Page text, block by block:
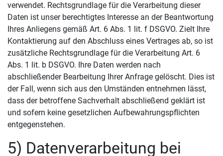
verwendet. Rechtsgrundlage für die Verarbeitung dieser
Daten ist unser berechtigtes Interesse an der Beantwortung
Ihres Anliegens gemäß Art. 6 Abs. 1 lit. f DSGVO. Zielt Ihre
Kontaktierung auf den Abschluss eines Vertrages ab, so ist
zusätzliche Rechtsgrundlage für die Verarbeitung Art. 6
Abs. 1 lit. b DSGVO. Ihre Daten werden nach
abschließender Bearbeitung Ihrer Anfrage gelöscht. Dies ist
der Fall, wenn sich aus den Umständen entnehmen lässt,
dass der betroffene Sachverhalt abschließend geklärt ist
und sofern keine gesetzlichen Aufbewahrungspflichten
entgegenstehen.
5) Datenverarbeitung bei